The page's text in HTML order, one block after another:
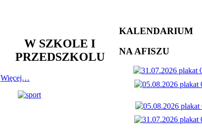
W SZKOLE I
PRZEDSZKOLU
Więcej…
KALENDARIUM
NA AFISZU